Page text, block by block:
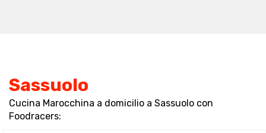
Sassuolo
Cucina Marocchina a domicilio a Sassuolo con
Foodracers: